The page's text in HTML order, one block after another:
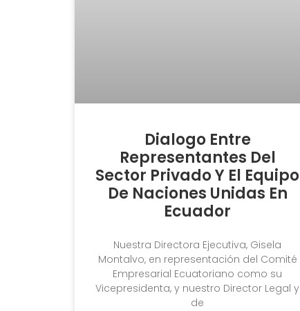
Dialogo Entre
Representantes Del
Sector Privado Y El Equipo
De Naciones Unidas En
Ecuador
Nuestra Directora Ejecutiva, Gisela
Montalvo, en representación del Comité
Empresarial Ecuatoriano como su
Vicepresidenta, y nuestro Director Legal y
de